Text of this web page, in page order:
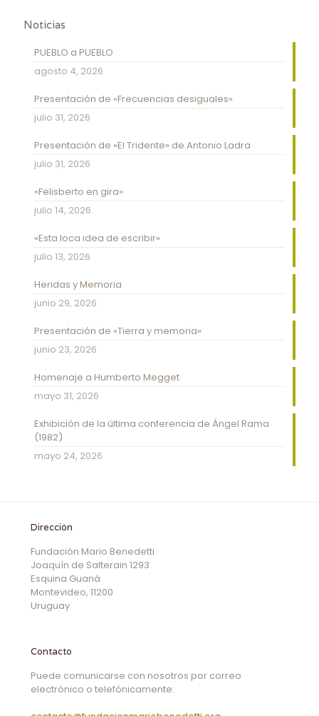
Noticias
PUEBLO a PUEBLO
agosto 4, 2026
Presentación de «Frecuencias desiguales»
julio 31, 2026
Presentación de «El Tridente» de Antonio Ladra
julio 31, 2026
«Felisberto en gira»
julio 14, 2026
«Esta loca idea de escribir»
julio 13, 2026
Heridas y Memoria
junio 29, 2026
Presentación de «Tierra y memoria»
junio 23, 2026
Homenaje a Humberto Megget
mayo 31, 2026
Exhibición de la última conferencia de Ángel Rama
(1982)
mayo 24, 2026
Dirección
Fundación Mario Benedetti
Joaquín de Salterain 1293
Esquina Guaná
Montevideo, 11200
Uruguay
Contacto
Puede comunicarse con nosotros por correo
electrónico o telefónicamente: